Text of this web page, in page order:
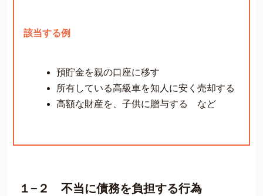
該当する例
預貯金を親の口座に移す
所有している高級車を知人に安く売却する
高額な財産を、子供に贈与する など
１−２ 不当に債務を負担する行為